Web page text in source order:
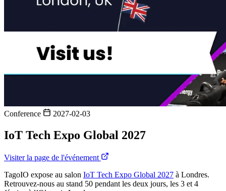
Conference 2027-02-03
IoT Tech Expo Global 2027
Visiter la page de l'événement
TagoIO expose au salon IoT Tech Expo Global 2027 à Londres.
Retrouvez-nous au stand 50 pendant les deux jours, les 3 et 4